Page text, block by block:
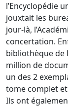
l’Encyclopédie
jouxtait les
jour-là,
concertation.
bibliothèque de
million de
un des 2
tome complet et
Ils ont